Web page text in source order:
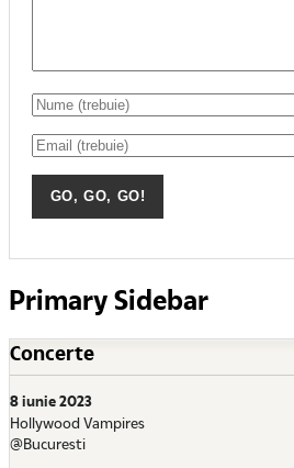
Primary Sidebar
Concerte
8 iunie 2023
Hollywood Vampires
@Bucuresti